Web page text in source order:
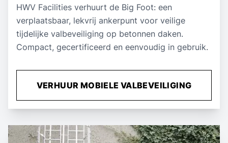
HWV Facilities verhuurt de Big Foot: een
verplaatsbaar, lekvrij ankerpunt voor veilige
tijdelijke valbeveiliging op betonnen daken.
Compact, gecertificeerd en eenvoudig in gebruik.
VERHUUR MOBIELE VALBEVEILIGING